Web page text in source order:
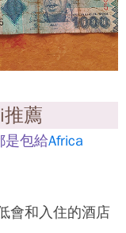
薦
是包給Africa
會和入住的酒店